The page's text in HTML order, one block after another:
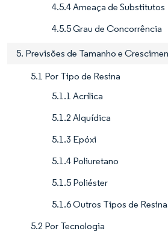
4.5.4 Ameaça de Substitutos
4.5.5 Grau de Concorrência
5. Previsões de Tamanho e
5.1 Por Tipo de Resina
5.1.1 Acrílica
5.1.2 Alquídica
5.1.3 Epóxi
5.1.4 Poliuretano
5.1.5 Poliéster
5.1.6 Outros Tipos de
5.2 Por Tecnologia